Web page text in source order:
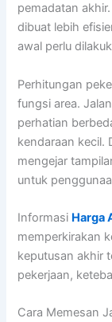
pemadatan
dibuat lebih
awal perlu
Perhitungan
fungsi area.
perhatian
kendaraan kecil.
mengejar
untuk
Informasi Harga
memperkirakan
keputusan akhir
pekerjaan,
Cara Memesan